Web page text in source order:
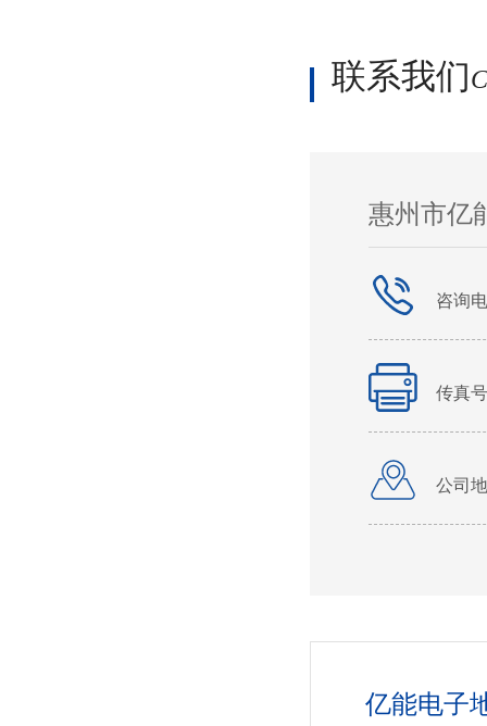
联系我们
惠州市亿
咨询
传真
公司
亿能电子